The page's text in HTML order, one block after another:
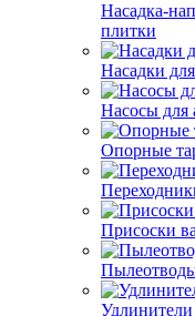
Насадка-
плитки
Насадки
Насосы для
Опорные
Присоски